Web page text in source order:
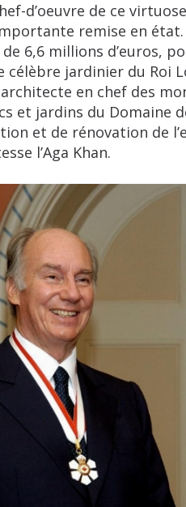
de ce virtuose
remise en
6,6 millions d’euros,
jardinier du Roi
en chef des
et jardins du Domaine
et de rénovation de
l’Aga Khan.